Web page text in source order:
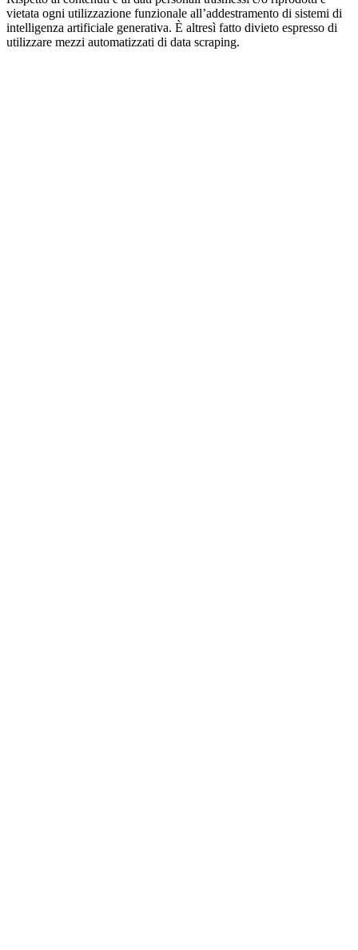
vietata ogni utilizzazione funzionale all’addestramento di sistemi di
intelligenza artificiale generativa. È altresì fatto divieto espresso di
utilizzare mezzi automatizzati di data scraping.